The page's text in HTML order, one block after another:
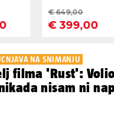
NA SNIMANJU
filma 'Rust':
nisam ni